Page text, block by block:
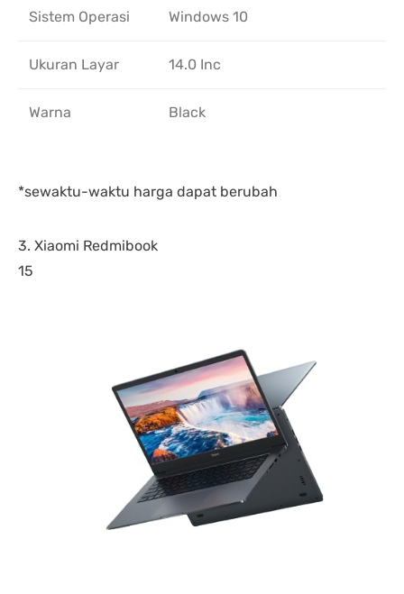
Sistem Operasi Windows 10
Ukuran Layar 14.0 Inc
Warna Black
*sewaktu-waktu harga dapat berubah
3. Xiaomi Redmibook
15